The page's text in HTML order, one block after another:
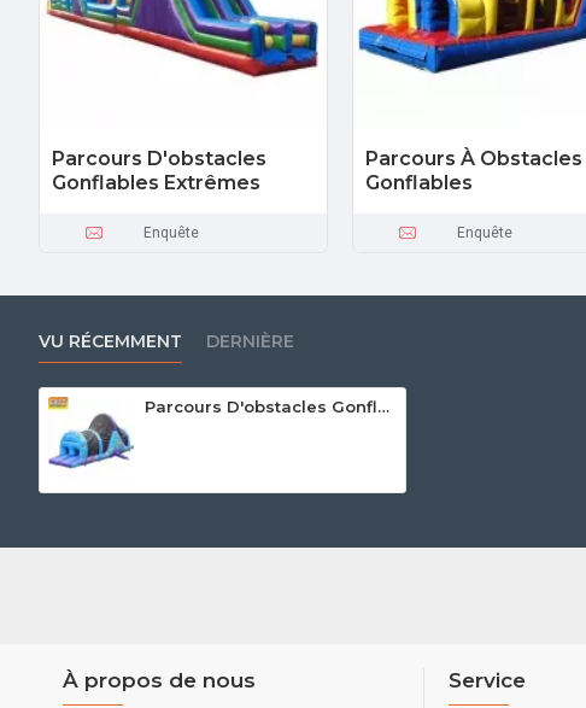
Parcours D'obstacles
Gonflables Extrêmes
Enquête
Parcours À Obstacles
Gonflables
Enquête
VU RÉCEMMENT DERNIÈRE
Parcours D'obstacles Gonflables Party Fun
À propos de nous Service